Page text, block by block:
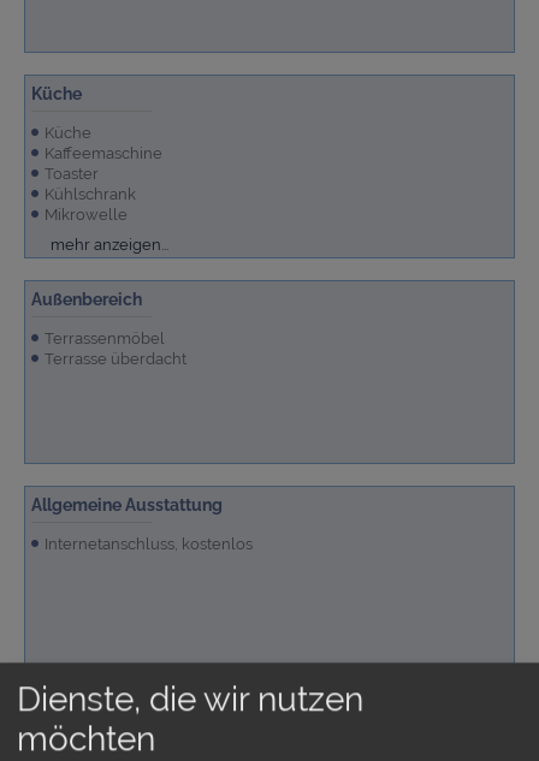
Küche
Küche
Kaffeemaschine
Toaster
Kühlschrank
Mikrowelle
Cerankochfeld
Waschmaschine
Backofen
mehr anzeigen...
Außenbereich
Terrassenmöbel
Terrasse überdacht
Allgemeine Ausstattung
Internetanschluss, kostenlos
Badezimmer
1 Duschbad
Dienste, die wir nutzen
möchten